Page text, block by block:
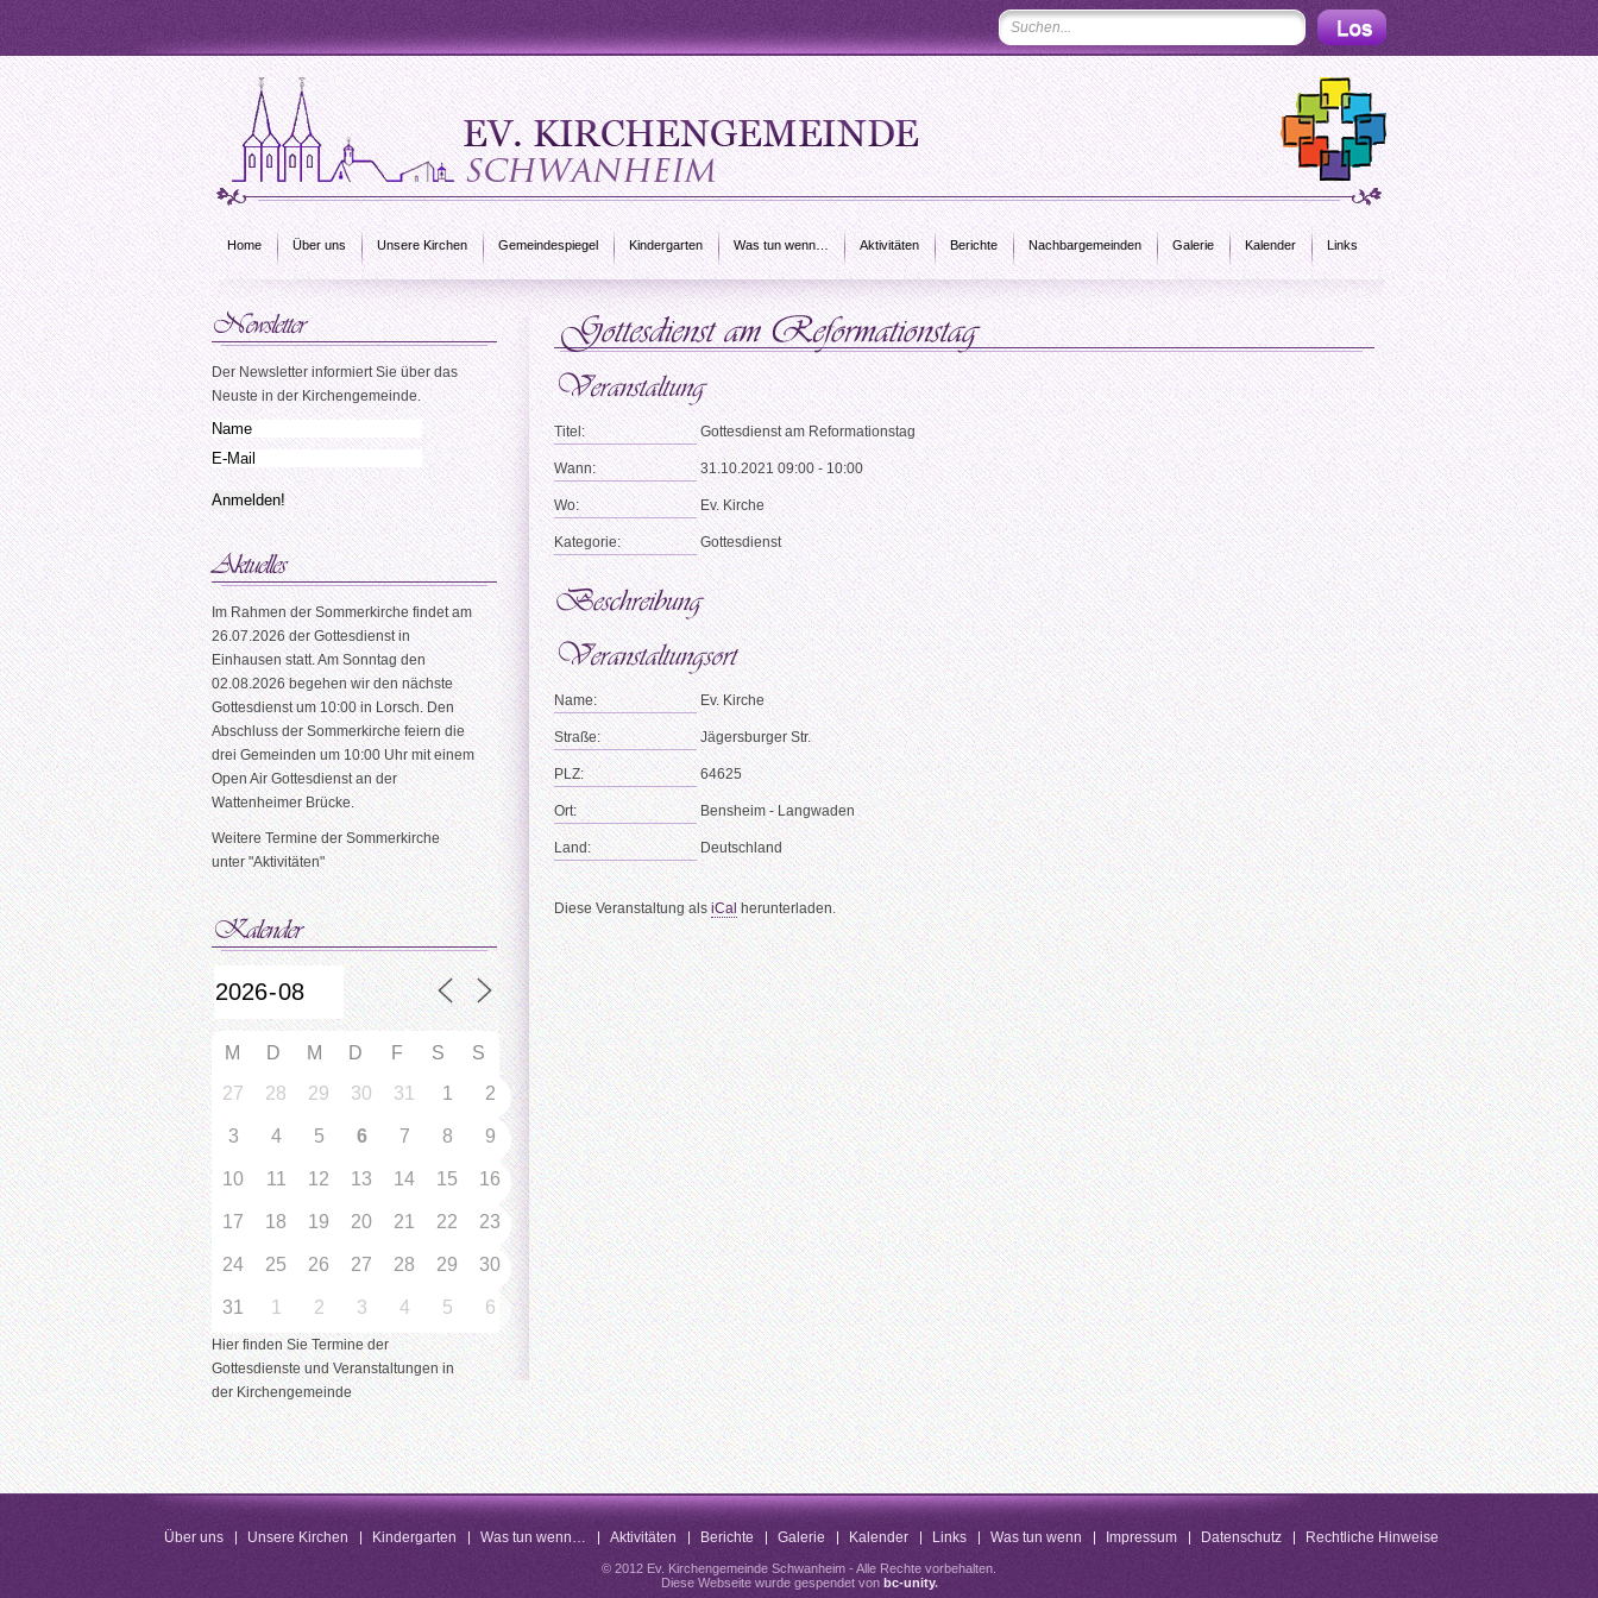
Home Über uns Unsere Kirchen Gemeindespiegel Kindergarten Was tun wenn… Aktivitäten Berichte Nachbargemeinden Galerie Kalender Links
Titel: Gottesdienst am Reformationstag
Wann: 31.10.2021 09:00 - 10:00
Wo: Ev. Kirche
Kategorie: Gottesdienst
Name: Ev. Kirche
Straße: Jägersburger Str.
PLZ: 64625
Ort: Bensheim - Langwaden
Land: Deutschland
Diese Veranstaltung alsiCal herunterladen.
Der Newsletter informiert Sie über das
Neuste in der Kirchengemeinde.
Im Rahmen der Sommerkirche findet am
26.07.2026 der Gottesdienst in
Einhausen statt. Am Sonntag den
02.08.2026 begehen wir den nächste
Gottesdienst um 10:00 in Lorsch. Den
Abschluss der Sommerkirche feiern die
drei Gemeinden um 10:00 Uhr mit einem
Open Air Gottesdienst an der
Wattenheimer Brücke.
Weitere Termine der Sommerkirche
unter "Aktivitäten"
M D M D F S
S
27
28 29 30 31 1 2
3 4 5 6 7 8 9
10 11 12 13 14 15 16
17 18 19 20 21 22 23
24 25 26 27 28 29 30
31 1 2 3 4 5 6
Hier finden Sie Termine der
Gottesdienste und Veranstaltungen in
der Kirchengemeinde
Über uns Unsere Kirchen Kindergarten Was tun wenn… Aktivitäten Berichte Galerie Kalender Links Was tun wenn Impressum Datenschutz Rechtliche Hinweise
© 2012 Ev. Kirchengemeinde Schwanheim - Alle Rechte vorbehalten.
Diese Webseite wurde gespendet von bc-unity.